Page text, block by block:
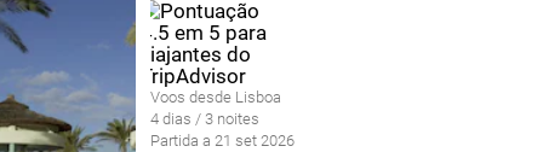
Voos desde Lisboa
4 dias / 3 noites
Partida a 21 set 2026